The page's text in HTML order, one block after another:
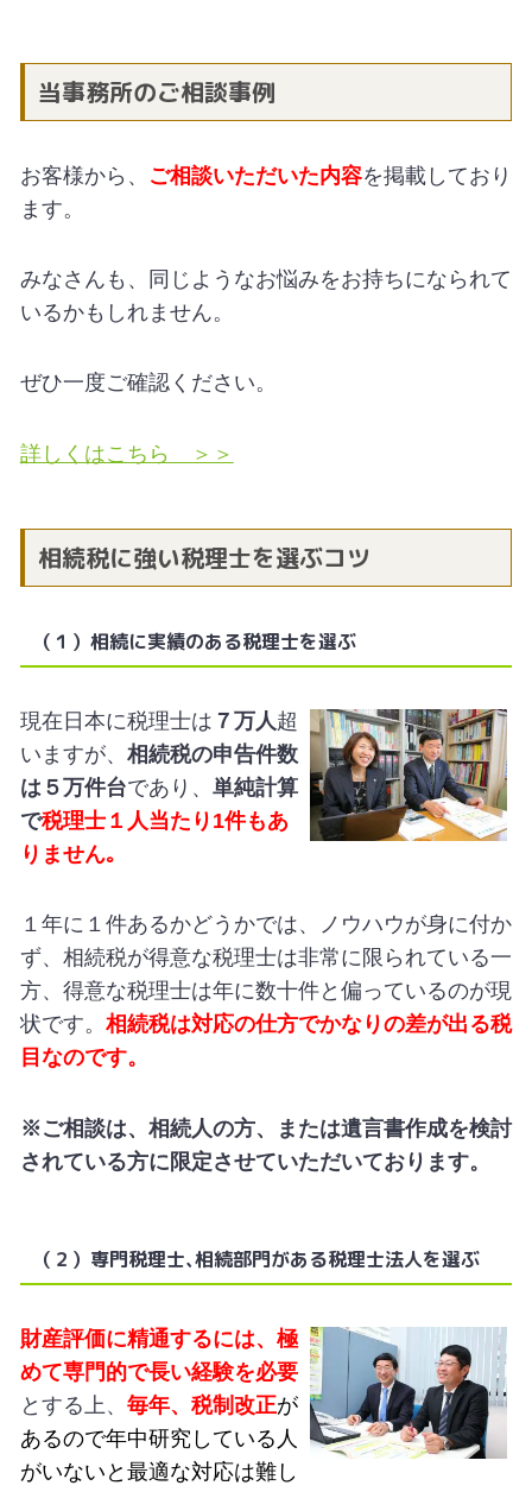
当事務所のご相談事例
お客様から、 ご相談いただいた内容を掲載しており
ます。
みなさんも、同じようなお悩みをお持ちになられて
いるかもしれません。
ぜひ一度ご確認ください。
詳しくはこちら ＞＞
相続税に強い税理士を選ぶコツ
（１）相続に実績のある税理士を選ぶ
現在日本に税理士は ７万人超
いますが、 相続税の申告件数
は５万件台であり、 単純計算
で税理士１人当たり1件もあ
りません｡
１年に１件あるかどうかでは、ノウハウが身に付か
ず、相続税が得意な税理士は非常に限られている一
方、得意な税理士は年に数十件と偏っているのが現
状です。 相続税は対応の仕方でかなりの差が出る税
目なのです。
※ご相談は、相続人の方、または遺言書作成を検討
されている方に限定させていただいております。
（２）専門税理士､相続部門がある税理士法人を選ぶ
財産評価に精通するには、極
めて専門的で長い経験を必要
とする上、 毎年、 税制改正が
あるので年中研究している人
がいないと最適な対応は難し